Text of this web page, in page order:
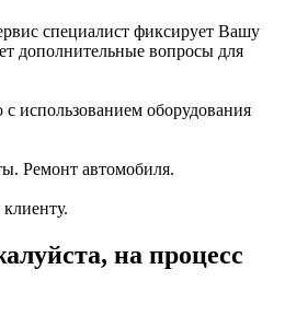
специалист фиксирует Вашу
дополнительные вопросы для
использованием оборудования
Ремонт автомобиля.
на процесс